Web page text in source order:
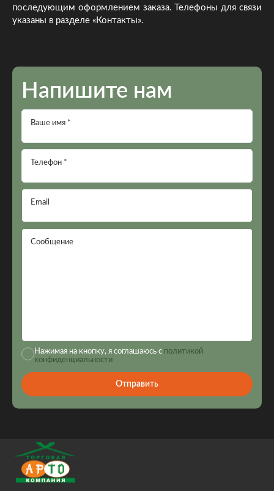
последующим оформлением заказа. Телефоны для связи
указаны в разделе «Контакты».
Напишите нам
Ваше имя *
Телефон *
Email
Сообщение
Нажимая на кнопку, я соглашаюсь с политикой
конфиденциальности
Отправить